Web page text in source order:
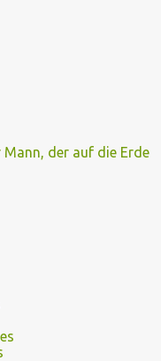
der auf die Erde